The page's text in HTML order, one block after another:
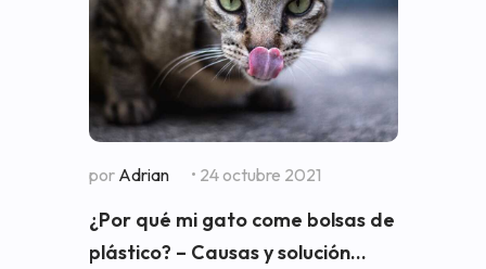
por Adrian • 24 octubre 2021
¿Por qué mi gato come bolsas de
plástico? – Causas y solución...